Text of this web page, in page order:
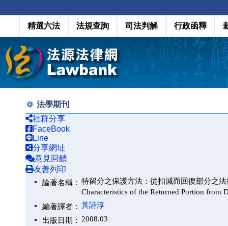
精選六法 法規查詢 司法判解 行政函釋
法學期刊
社群分享
FaceBook
Line
分享網址
意見回饋
友善列印
論著名稱： 特留分之保護方法：從扣減而回復部分之法
Characteristics of the Returned Portion from
編著譯者： 黃詩淳
出版日期： 2008.03